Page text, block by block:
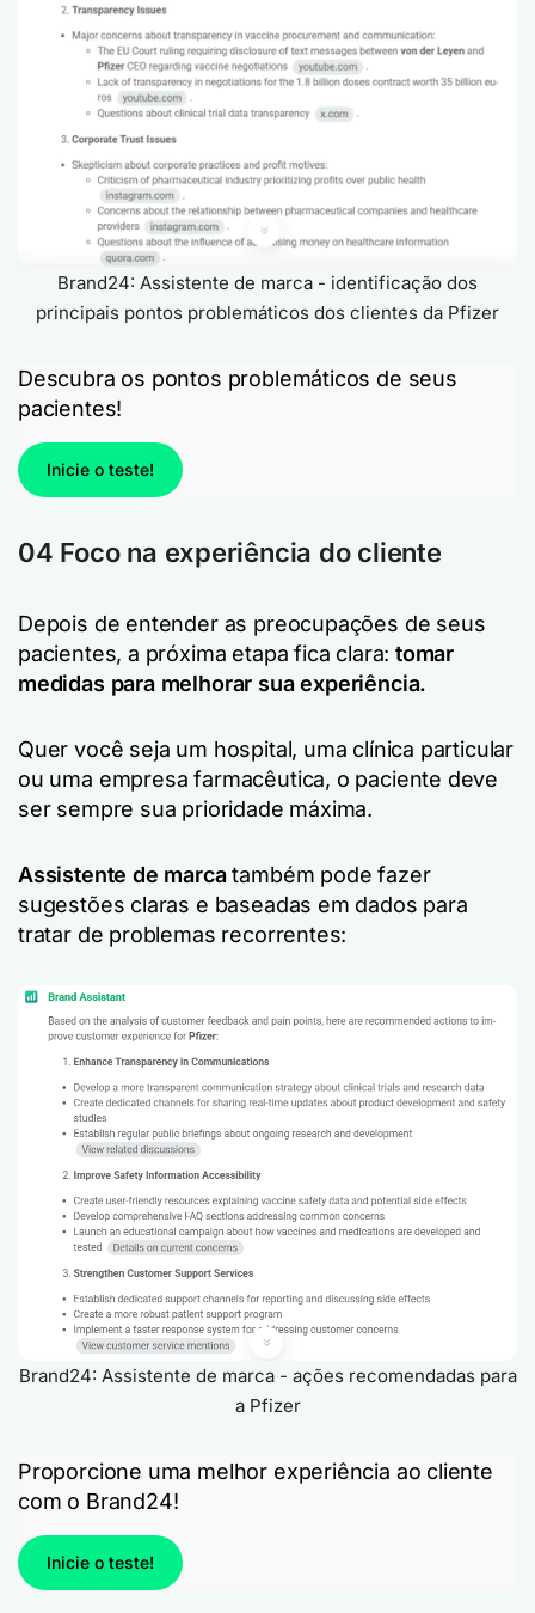
Brand24: Assistente de marca - identificação dos
principais pontos problemáticos dos clientes da Pfizer
Descubra os pontos problemáticos de seus
pacientes!
Inicie o teste!
04 Foco na experiência do cliente
Depois de entender as preocupações de seus
pacientes, a próxima etapa fica clara: tomar
medidas para melhorar sua experiência.
Quer você seja um hospital, uma clínica particular
ou uma empresa farmacêutica, o paciente deve
ser sempre sua prioridade máxima.
Assistente de marcatambém pode fazer
sugestões claras e baseadas em dados para
tratar de problemas recorrentes:
Brand24: Assistente de marca - ações recomendadas para
a Pfizer
Proporcione uma melhor experiência ao cliente
com o Brand24!
Inicie o teste!